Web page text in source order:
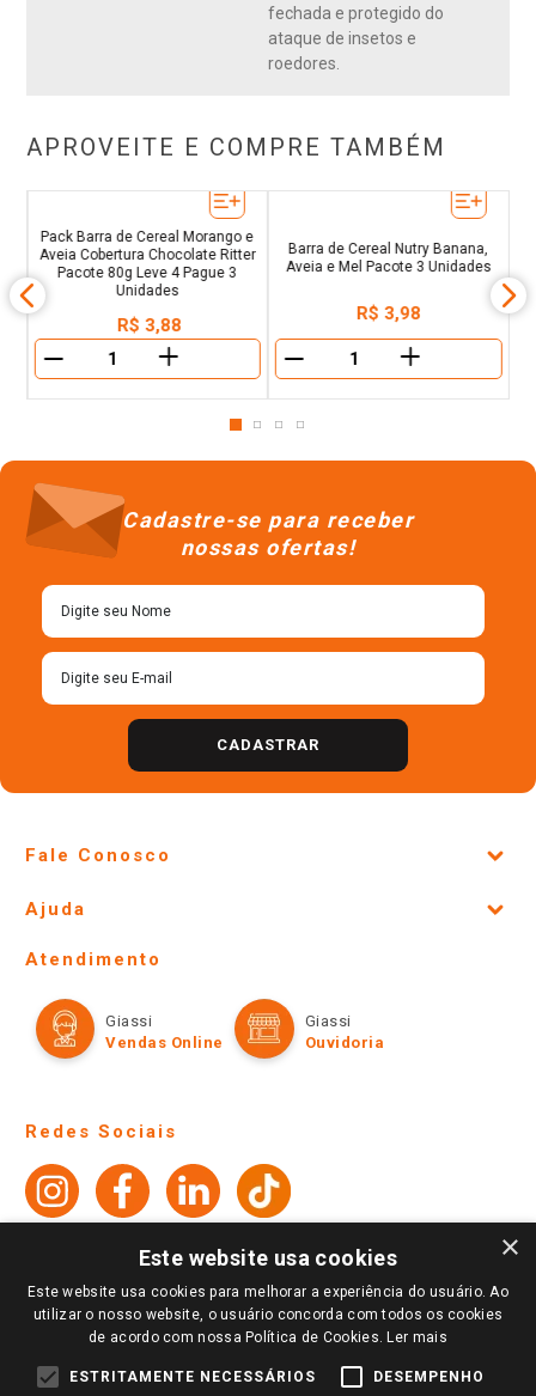
fechada e protegido do
ataque de insetos e
roedores.
APROVEITE E COMPRE TAMBÉM
Pack Barra de Cereal Morango e
Aveia Cobertura Chocolate Ritter
Pacote 80g Leve 4 Pague 3
Unidades
R$ 3,88
＋
Barra de Cereal Nutry Banana,
Aveia e Mel Pacote 3 Unidades
R$ 3,98
＋
Cadastre-se para receber
nossas ofertas!
CADASTRAR
Fale Conosco
Lojas Físicas e Horários
Ofertas
Televendas
Amigo Giassi
Perguntas frequentes
Identidade Visual
Ajuda
Formas de Pagamento
Políticas de entrega
Atendimento
Giassi
Vendas Online
Giassi
Ouvidoria
Redes Sociais
Pagamento e Segurança
×
Este website usa cookies
Este website usa cookies para melhorar a experiência do usuário. Ao
utilizar o nosso website, o usuário concorda com todos os cookies
de acordo com nossa Política de Cookies. Ler mais
ESTRITAMENTE NECESSÁRIOS DESEMPENHO